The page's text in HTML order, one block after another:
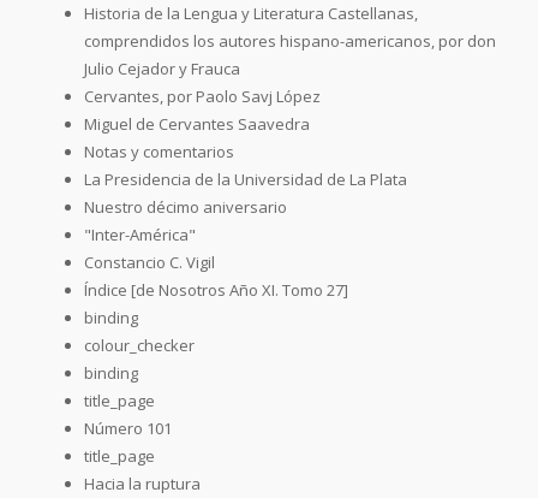
Historia de la Lengua y Literatura Castellanas,
comprendidos los autores hispano-americanos, por don
Julio Cejador y Frauca
Cervantes, por Paolo Savj López
Miguel de Cervantes Saavedra
Notas y comentarios
La Presidencia de la Universidad de La Plata
Nuestro décimo aniversario
"Inter-América"
Constancio C. Vigil
Índice [de Nosotros Año XI. Tomo 27]
binding
colour_checker
binding
title_page
Número 101
title_page
Hacia la ruptura